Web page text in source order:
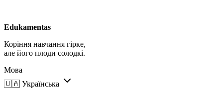
Edukamentas
Коріння навчання гірке,
але його плоди солодкі.
Мова
🇺🇦 Українська